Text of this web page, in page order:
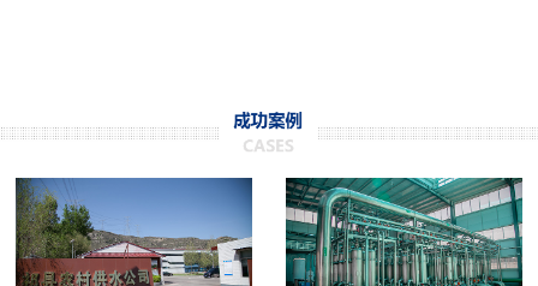
★河水、库水、井水、雨水、中水回用、自来
★臭氧发生器
★大桶灌装线 、小瓶生产线